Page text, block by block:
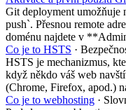
Git deployment umožňuje
push`. Přesnou remote
doménu najdete v
Co je to HSTS ·
HSTS je mechanizmus,
když někdo váš web
(Chrome, Firefox, apod.)
Co je to webhosting ·